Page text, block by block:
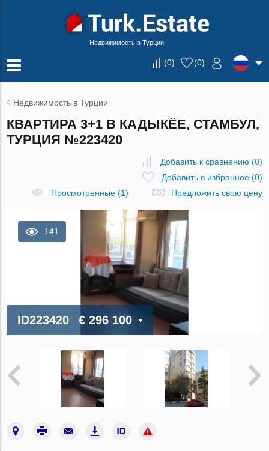
Недвижимость в Турции
(0) (0)
Недвижимость в Турции
КВАРТИРА 3+1 В КАДЫКЁЕ, СТАМБУЛ,
ТУРЦИЯ №223420
Добавить к сравнению (0)
Добавить в избранное(0)
Просмотренные (1)
Предложить свою цену
141
ID223420 € 296 100